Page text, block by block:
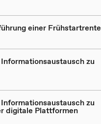
einer Frühstartrente
zu
zu
digitale Plattformen